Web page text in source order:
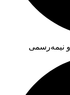
نیمه‌رسمی